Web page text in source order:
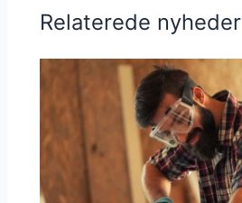
Relaterede nyheder